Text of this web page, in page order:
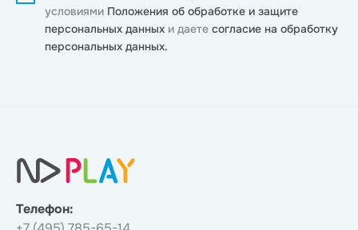
условиями Положения об обработке и защите
персональных данных и даете согласие на обработку
персональных данных.
Телефон: